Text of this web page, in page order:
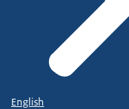
English